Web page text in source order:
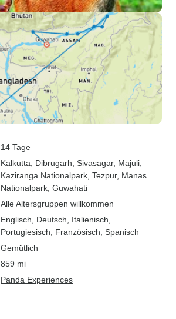
14 Tage
Kalkutta , Dibrugarh , Sivasagar, Majuli
Kaziranga Nationalpark , Tezpur, Manas
Nationalpark , Guwahati
Alle Altersgruppen willkommen
Englisch, Deutsch, Italienisch,
Portugiesisch, Französisch, Spanisch
Gemütlich
859 mi
Panda Experiences